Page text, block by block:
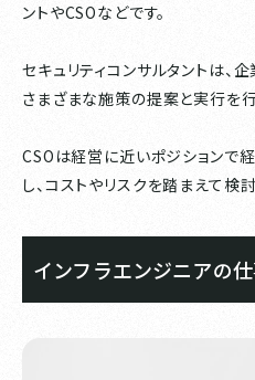
ントやCSOなどです。
セキュリティコンサルタントは、
さまざまな施策の提案と実行を行
CSOは経営に近いポジションで
し、コストやリスクを踏まえて検
インフラエンジニアの